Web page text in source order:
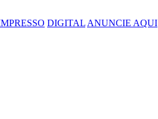
DIGITAL ANUNCIE AQUI